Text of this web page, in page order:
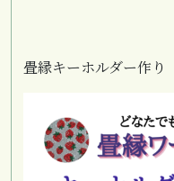
畳縁キーホルダー作り